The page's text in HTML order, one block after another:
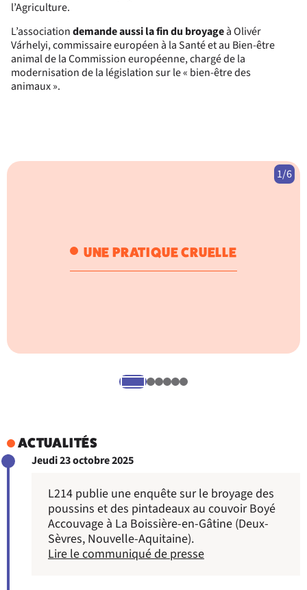
l’Agriculture.
L’associationdemande aussi la fin du broyageà Olivér
Várhelyi, commissaire européen à la Santé et au Bien-être
animal de la Commission européenne, chargé de la
modernisation de la législation sur le « bien-être des
animaux ».
1/6
UNE PRATIQUE CRUELLE
ACTUALITÉS
Jeudi 23 octobre 2025
L214 publie une enquête sur le broyage des
poussins et des pintadeaux au couvoir Boyé
Accouvage à La Boissière-en-Gâtine (Deux-
Sèvres, Nouvelle-Aquitaine).
Lire le communiqué de presse